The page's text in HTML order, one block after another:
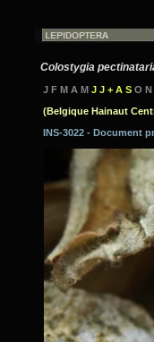
Colostygia
J F M A M J J + A S O N
(Belgique Hainaut
INS-3022 - Document